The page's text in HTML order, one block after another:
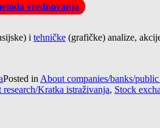
vrednovanja
i tehničke (grafičke) analize,
Posted in About companies/banks/
research/Kratka istraživanja, Stock